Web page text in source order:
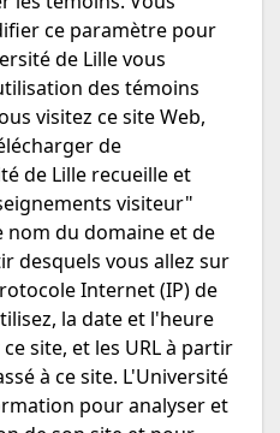
ce paramètre pour
de Lille vous
des témoins
visitez ce site Web,
de
de Lille recueille et
visiteur"
nom du domaine et de
desquels vous allez sur
Internet (IP) de
la date et l'heure
site, et les URL à partir
à ce site. L'Université
pour analyser et